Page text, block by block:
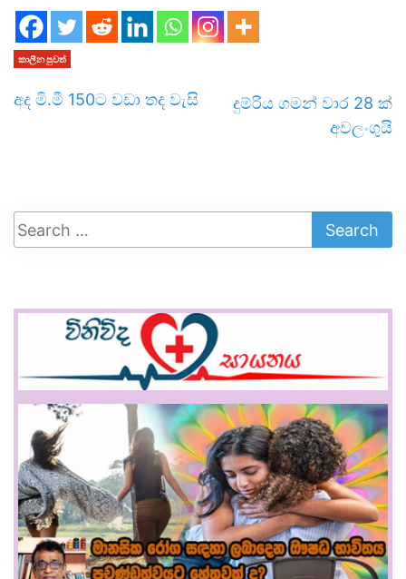
කාලීන පුවත්
අද මි.මී 150ට වඩා තද වැසි
දුම්රිය ගමන් වාර 28 ක්
අවලංගුයි